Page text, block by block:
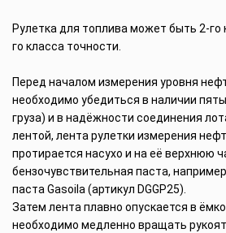
Рулетка для топлива может быть 2-го
го класса точности.
Перед началом измерения уровня
необходимо убедиться в наличии
груза) и в надёжности соединения
лентой, лента рулетки измерения
протирается насухо и на её верхнюю
бензочувствительная паста,
паста Gasoila (артикул DGGP25).
Затем лента плавно опускается в
необходимо медленно вращать